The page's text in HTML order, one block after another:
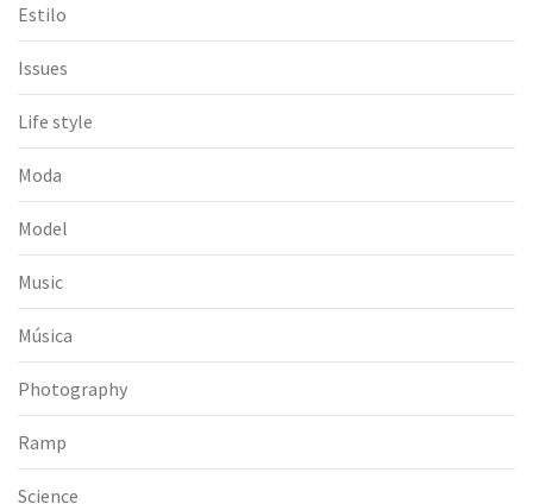
Estilo
Issues
Life style
Moda
Model
Music
Música
Photography
Ramp
Science